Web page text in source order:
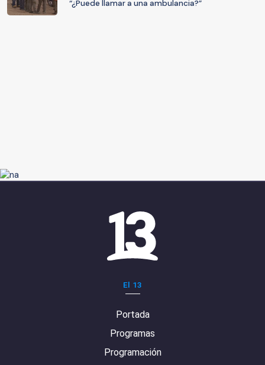
“¿Puede llamar a una ambulancia?”
El 13
Portada
Programas
Programación